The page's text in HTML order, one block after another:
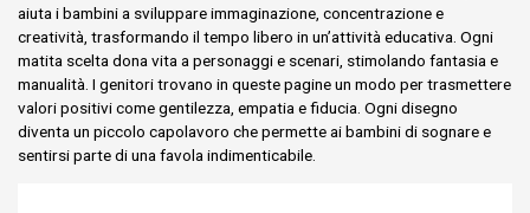
aiuta i bambini a sviluppare immaginazione, concentrazione e
creatività, trasformando il tempo libero in un’attività educativa. Ogni
matita scelta dona vita a personaggi e scenari, stimolando fantasia e
manualità. I genitori trovano in queste pagine un modo per trasmettere
valori positivi come gentilezza, empatia e fiducia. Ogni disegno
diventa un piccolo capolavoro che permette ai bambini di sognare e
sentirsi parte di una favola indimenticabile.